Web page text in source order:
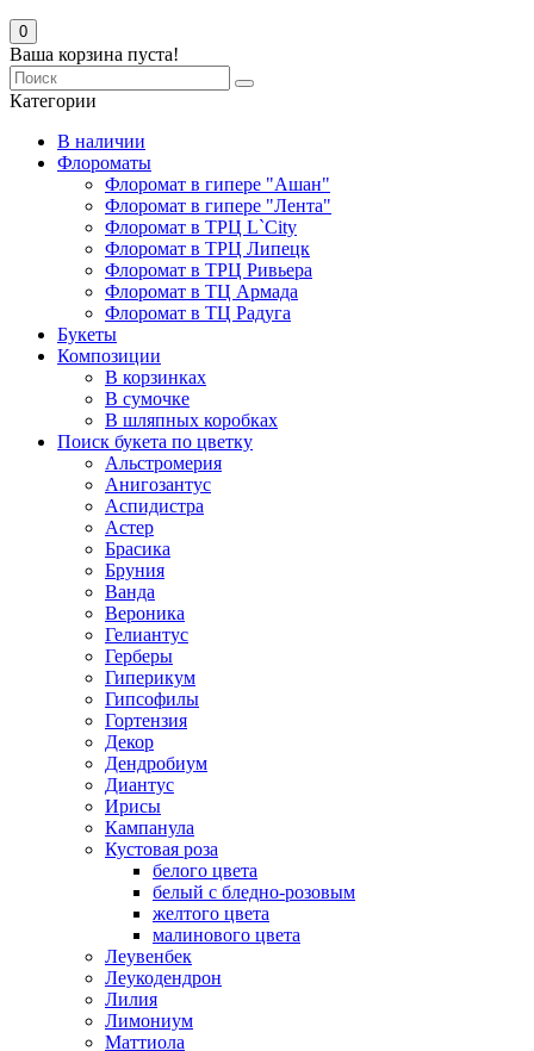
0
Ваша корзина пуста!
Категории
В наличии
Флороматы
Флоромат в гипере "Ашан"
Флоромат в гипере "Лента"
Флоромат в ТРЦ L`City
Флоромат в ТРЦ Липецк
Флоромат в ТРЦ Ривьера
Флоромат в ТЦ Армада
Флоромат в ТЦ Радуга
Букеты
Композиции
В корзинках
В сумочке
В шляпных коробках
Поиск букета по цветку
Альстромерия
Анигозантус
Аспидистра
Астер
Брасика
Бруния
Ванда
Вероника
Гелиантус
Герберы
Гиперикум
Гипсофилы
Гортензия
Декор
Дендробиум
Диантус
Ирисы
Кампанула
Кустовая роза
белого цвета
белый с бледно-розовым
желтого цвета
малинового цвета
Леувенбек
Леукодендрон
Лилия
Лимониум
Маттиола